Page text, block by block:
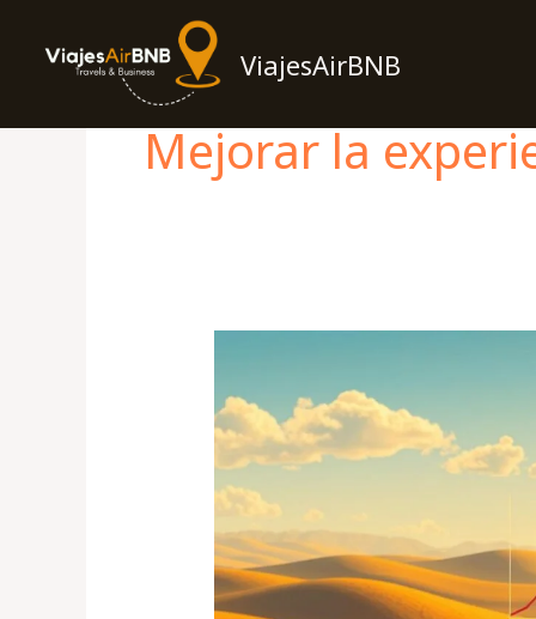
ViajesAirBNB
Mejorar la
100
reseñas
de
5
estrellas
en
menos